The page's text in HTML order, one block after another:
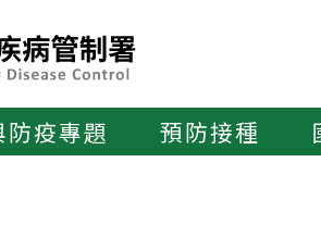
疫專題 預防接種